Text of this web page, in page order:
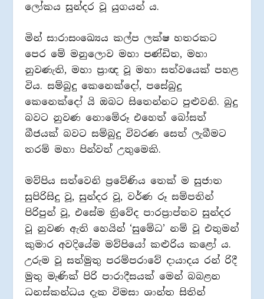
ලෝකය සුන්දර වූ යුගයන් ය.
මින් සාරාසංඛ්‍යෙය කල්ප ලක්ෂ හතරකට
පෙර මේ මනුලොව මහා පණ්ඩිත, මහා
නුවණැති, මහා ප්‍රාඥ වූ මහා සත්වයෙක් පහළ
විය. සම්බුදු කෙනෙක්දෝ, පසේබුදු
කෙනෙක්දෝ යි ඔබට සිතෙන්නට පුළුවනි. බුදු
බවට නුවණ නොමේරූ එහෙත් බෝසත්
බීජයක් බවට සම්බුදු විවරණ සෙත් ලැබීමට
තරම් මහා පින්වත් උතුමෙකි.
මව්පිය සත්වෙනි ප්‍රවේණිය තෙක් ම සුජාත
සුපිරිසිදු වූ, සුන්දර වූ, වර්ණ රූ සම්පතින්
පිරිපුන් වූ, එසේම ත්‍රිවේද පාරප්‍රාප්තව සුන්දර
වූ නුවණ ඇති හෙයින් ‘සුමේධ’ නම් වූ එතුමන්
කුමාර අවදියේම මව්පියෝ කළුරිය කළෝ ය.
උරුම වූ සත්මුතු පරම්පරාවේ දායාදය රන් රිදී
මුතු මැණික් පිරි පාරාදීසයක් මෙන් බබළන
ධනස්කන්ධය දැක විමසා ශාන්ත සිතින්